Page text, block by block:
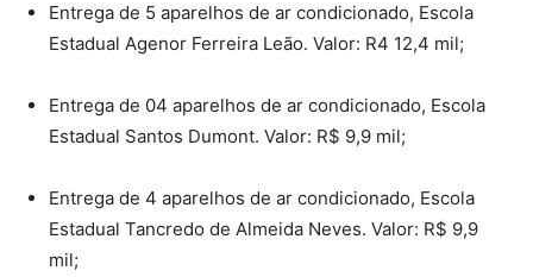
Entrega de 5 aparelhos de ar condicionado, Escola
Estadual Agenor Ferreira Leão. Valor: R4 12,4 mil;
Entrega de 04 aparelhos de ar condicionado, Escola
Estadual Santos Dumont. Valor: R$ 9,9 mil;
Entrega de 4 aparelhos de ar condicionado, Escola
Estadual Tancredo de Almeida Neves. Valor: R$ 9,9
mil;